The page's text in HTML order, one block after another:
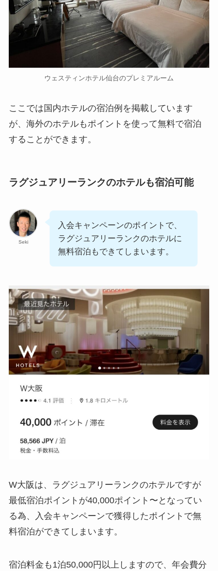
ウェスティンホテル仙台のプレミアルーム
ここでは国内ホテルの宿泊例を掲載しています
が、海外のホテルもポイントを使って無料で宿泊
することができます。
ラグジュアリーランクのホテルも宿泊可能
Seki
入会キャンペーンのポイントで、
ラグジュアリーランクのホテルに
無料宿泊もできてしまいます。
W大阪は、ラグジュアリーランクのホテルですが
最低宿泊ポイントが40,000ポイント〜となってい
る為、入会キャンペーンで獲得したポイントで無
料宿泊ができてしまいます。
宿泊料金も1泊50,000円以上しますので、年会費分